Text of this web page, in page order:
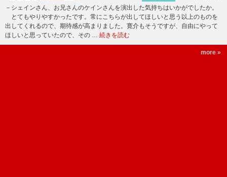
－シェインさん、お兄さんのケインさんを演出した気持ちはいかがでしたか。
とてもやりやすかったです。常にこちらが出してほしいと思う以上のものを
出してくれるので、期待感が高まりました。寛介もそうですが、自由にやって
ほしいと思っていたので、その … 続きを読む
more »